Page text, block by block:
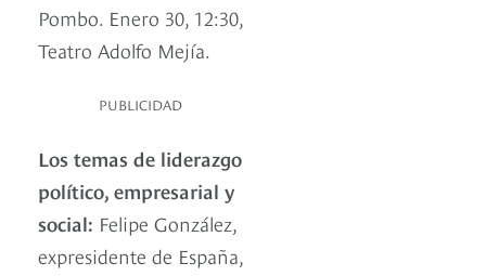
Pombo. Enero 30, 12:30,
Teatro Adolfo Mejía.
PUBLICIDAD
Los temas de liderazgo
político, empresarial y
social: Felipe González,
expresidente de España,